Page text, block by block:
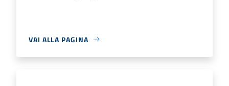
VAI ALLA PAGINA